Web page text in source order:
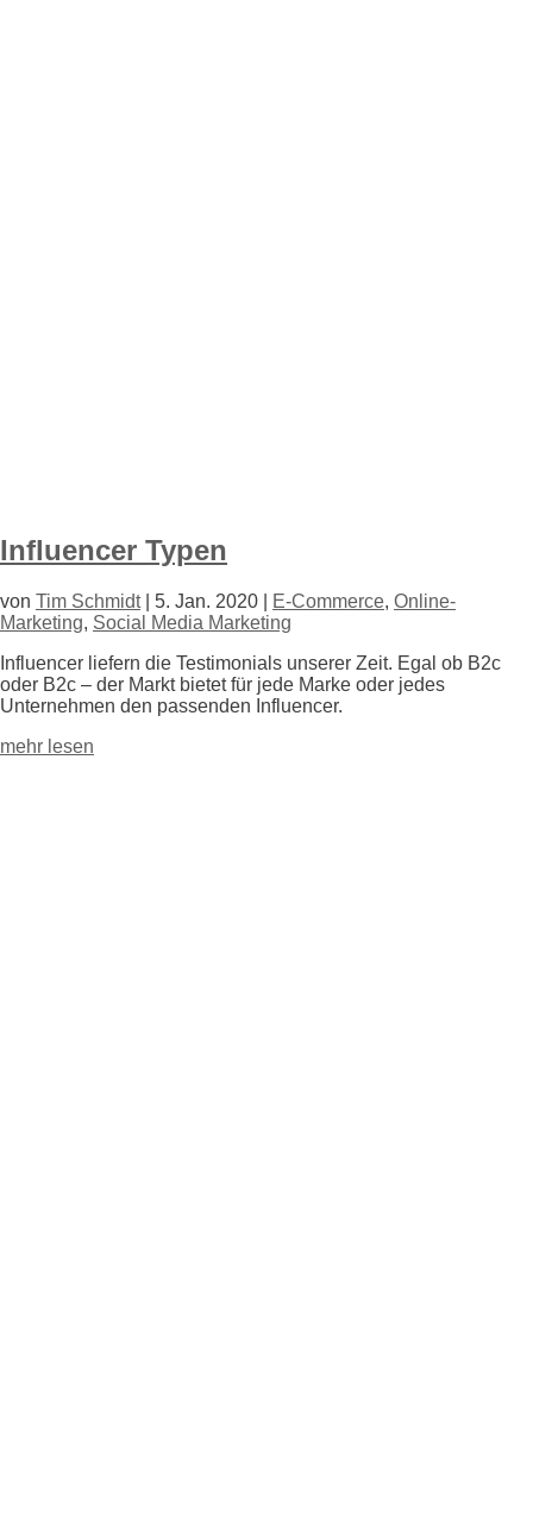
Influencer Typen
von Tim Schmidt| 5. Jan. 2020 E-Commerce, Online-
Marketing, Social Media Marketing
Influencer liefern die Testimonials unserer Zeit. Egal ob B2c
oder B2c – der Markt bietet für jede Marke oder jedes
Unternehmen den passenden Influencer.
mehr lesen